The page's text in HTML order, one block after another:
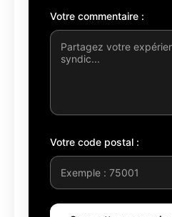
Votre commentaire :
Votre code postal :